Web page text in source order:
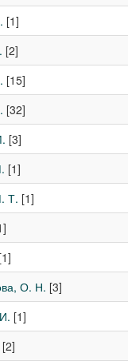
[1]
[2]
[15]
[32]
[3]
[1]
Т. [1]
[1]
О. Н. [3]
[1]
[2]